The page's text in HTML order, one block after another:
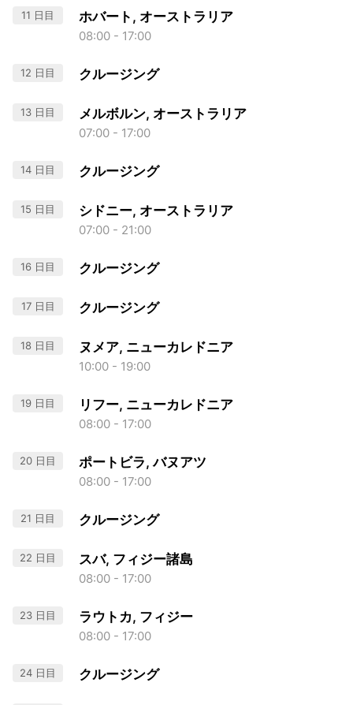
11 日目 ホバート, オーストラリア
08:00 - 17:00
12 日目 クルージング
13 日目 メルボルン, オーストラリア
07:00 - 17:00
14 日目 クルージング
15 日目 シドニー, オーストラリア
07:00 - 21:00
16 日目 クルージング
17 日目 クルージング
18 日目 ヌメア, ニューカレドニア
10:00 - 19:00
19 日目 リフー, ニューカレドニア
08:00 - 17:00
20 日目 ポートビラ, バヌアツ
08:00 - 17:00
21 日目 クルージング
22 日目 スバ, フィジー諸島
08:00 - 17:00
23 日目 ラウトカ, フィジー
08:00 - 17:00
24 日目 クルージング